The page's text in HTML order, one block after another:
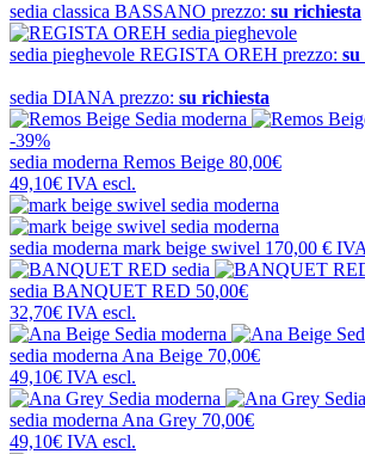
sedia classica BASSANO prezzo: su richiesta
sedia pieghevole REGISTA OREH prezzo: su
sedia DIANA prezzo: su richiesta
-39%
sedia moderna Remos Beige 80,00€
49,10€ IVA escl.
sedia moderna mark beige swivel 170,00 €
sedia BANQUET RED 50,00€
32,70€ IVA escl.
sedia modernaAna Beige 70,00€
49,10€ IVA escl.
sedia modernaAna Grey 70,00€
49,10€ IVA escl.